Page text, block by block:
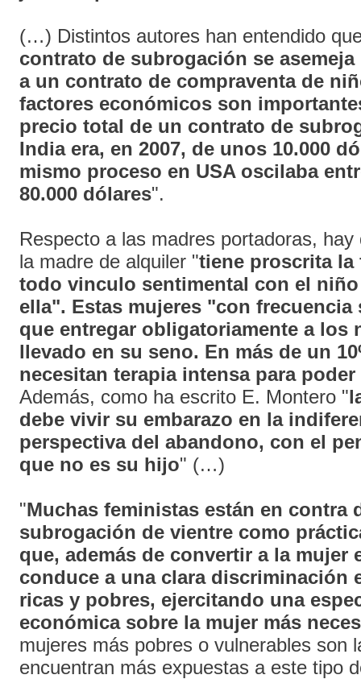
(…) Distintos autores han entendido
contrato de subrogación se
a un contrato de compraventa de
factores económicos son
precio total de un contrato de
India era, en 2007, de unos 10.000
mismo proceso en USA oscilaba
80.000 dólares".
Respecto a las madres portadoras,
la madre de alquiler "tiene proscrita la
todo vinculo sentimental con el
ella". Estas mujeres "con frecuencia
que entregar obligatoriamente a los
llevado en su seno. En más de un
necesitan terapia intensa para
Además, como ha escrito E. Montero "
debe vivir su embarazo en la
perspectiva del abandono, con el
que no es su hijo" (…)
"Muchas feministas están en contra
subrogación de vientre como
que, además de convertir a la mujer
conduce a una clara discriminación
ricas y pobres, ejercitando una
económica sobre la mujer más
mujeres más pobres o vulnerables son
encuentran más expuestas a este tipo